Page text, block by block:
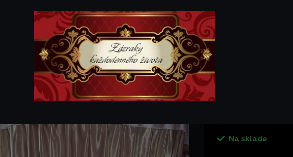
Textil
Banketové sukne tmavé -
Banketové sukne
Na sklade